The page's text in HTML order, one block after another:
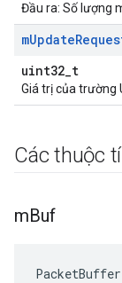
Đầu ra: Số lượng
mUpdate
uint32_t
Giá trị của trường
Các thuộc
mBuf